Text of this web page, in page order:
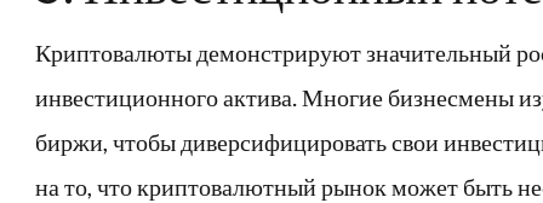
Криптовалюты демонстрируют значительный
инвестиционного актива. Многие бизнесмены
биржи, чтобы диверсифицировать свои
на то, что криптовалютный рынок может быть